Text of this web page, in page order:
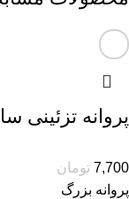
پروانه تزئینی
7,700 تومان
پروانه بزرگ